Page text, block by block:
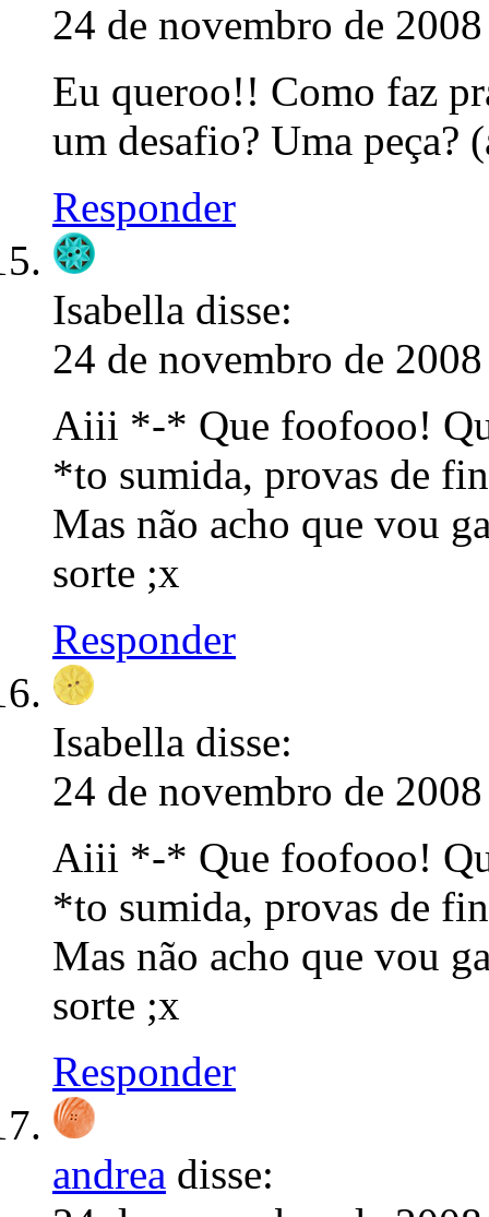
24 de novembro de
Eu queroo!! Como faz
um desafio? Uma
Responder
Isabella disse:
24 de novembro de
Aiii *-* Que foofooo!
*to sumida, provas de
Mas não acho que vou
sorte ;x
Responder
Isabella disse:
24 de novembro de
Aiii *-* Que foofooo!
*to sumida, provas de
Mas não acho que vou
sorte ;x
Responder
andrea disse: